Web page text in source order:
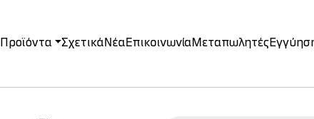
Προϊόντα Σχετικά Νέα Επικοινωνία Μεταπωλητές